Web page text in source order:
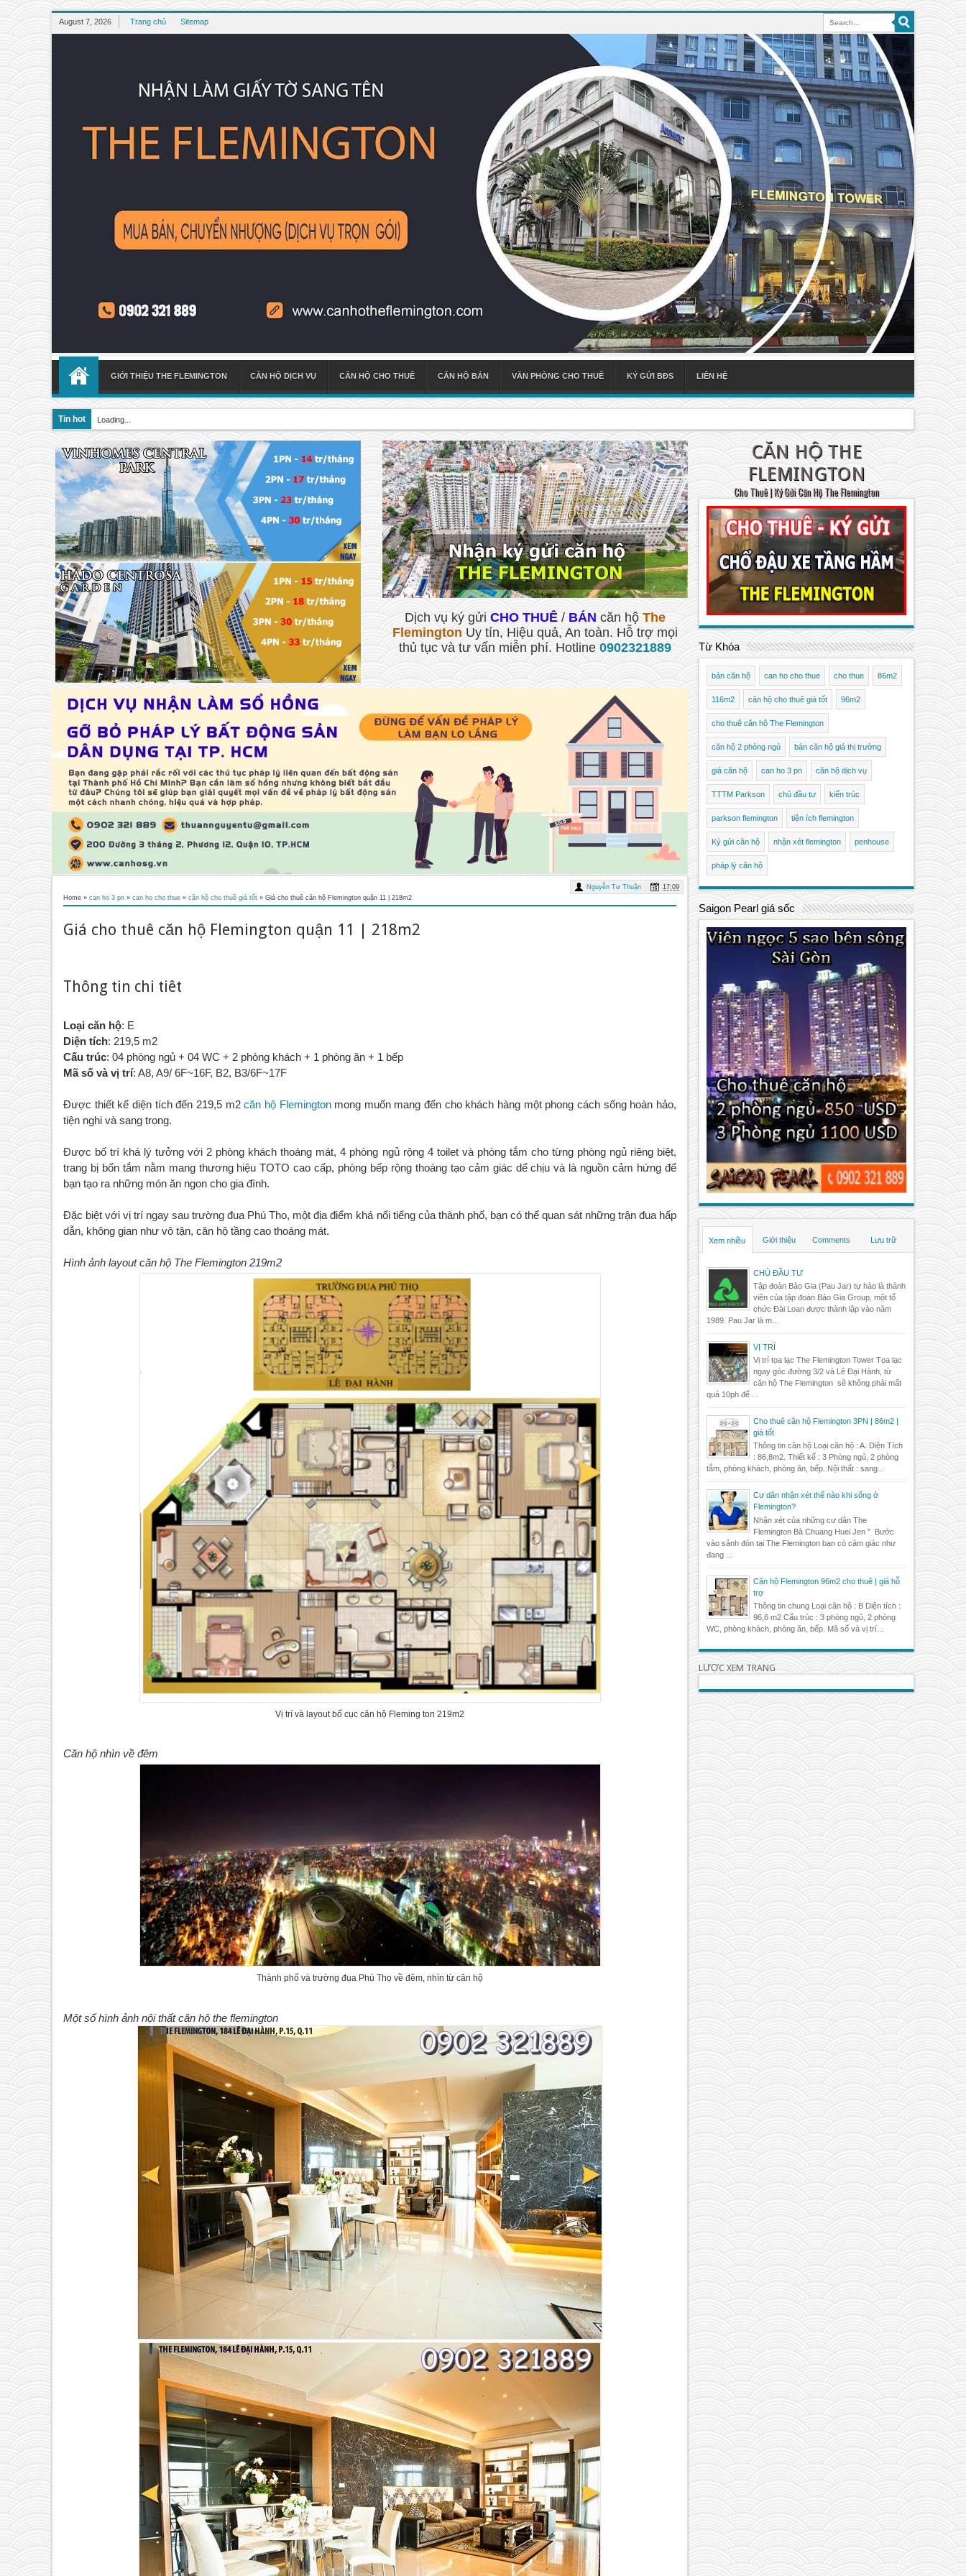
August 7, 2026 Trang chủ Sitemap
GIỚI THIỆU THE FLEMINGTON CĂN HỘ DỊCH VỤ CĂN HỘ CHO THUÊ CĂN HỘ BÁN VĂN PHÒNG CHO THUÊ KÝ GỬI BĐS LIÊN HỆ
Tin hot Loading...
Dịch vụ ký gửiCHO THUÊ / BÁN căn hộThe
Flemington Uy tín, Hiệu quả, An toàn. Hỗ trợ mọi
thủ tục và tư vấn miễn phí. Hotline0902321889
Home » can ho 3 pn » can ho cho thue » căn hộ cho thuê giá tốt » Giá cho thuê căn hộ Flemington quận 11 | 218m2
Giá cho thuê căn hộ Flemington quận 11 | 218m2
Nguyễn Tư Thuận 17:09
Thông tin chi tiêt
Loại căn hộ: E
Diện tích: 219,5 m2
Cấu trúc: 04 phòng ngủ + 04 WC + 2 phòng khách + 1 phòng ăn + 1 bếp
Mã số và vị trí: A8, A9/ 6F~16F, B2, B3/6F~17F
Được thiết kế diện tích đến 219,5 m2căn hộ Flemingtonmong muốn mang đến cho khách hàng một phong cách sống hoàn hảo,
tiện nghi và sang trọng.
Được bố trí khá lý tưởng với 2 phòng khách thoáng mát, 4 phòng ngủ rộng 4 toilet và phòng tắm cho từng phòng ngủ riêng biệt,
trang bị bốn tắm nằm mang thương hiệu TOTO cao cấp, phòng bếp rộng thoáng tạo cảm giác dể chịu và là nguồn cảm hứng để
bạn tạo ra những món ăn ngon cho gia đình.
Đặc biệt với vị trí ngay sau trường đua Phú Tho, một địa điểm khá nổi tiếng của thành phố, bạn có thể quan sát những trận đua hấp
dẫn, không gian như vô tận, căn hộ tầng cao thoáng mát.
Hình ảnh layout căn hộ The Flemington 219m2
Vị trí và layout bố cục căn hộ Fleming ton 219m2
Căn hộ nhìn về đêm
Thành phố và trường đua Phú Thọ về đêm, nhìn từ căn hộ
Một số hình ảnh nội thất căn hộ the flemington
CĂN HỘ THE
FLEMINGTON
Cho Thuê | Ký Gửi Căn Hộ The Flemington
Từ Khóa
bán căn hộ can ho cho thue cho thue 86m2
116m2 căn hộ cho thuê giá tốt 96m2
cho thuê căn hộ The Flemington
căn hộ 2 phòng ngủ bán căn hộ giá thị trường
giá căn hộ can ho 3 pn căn hộ dịch vụ
TTTM Parkson chủ đầu tư kiến trúc
parkson flemington tiện ích flemington
Ký gửi căn hộ nhận xét flemington penhouse
pháp lý căn hộ
Saigon Pearl giá sốc
Xem nhiều Giới thiệu Comments Lưu trữ
CHỦ ĐẦU TƯ
Tập đoàn Bảo Gia (Pau Jar) tự hào là thành
viên của tập đoàn Bảo Gia Group, một tổ
chức Đài Loan được thành lập vào năm
1989. Pau Jar là m...
VỊ TRÍ
Vị trí tọa lạc The Flemington Tower Tọa lạc
ngay góc đường 3/2 và Lê Đại Hành, từ
căn hộ The Flemington sẽ không phải mất
quá 10ph để ...
Cho thuê căn hộ Flemington 3PN | 86m2 |
giá tốt
Thông tin căn hộ Loại căn hộ : A. Diện Tích
: 86,8m2. Thiết kế : 3 Phòng ngủ, 2 phòng
tắm, phòng khách, phòng ăn, bếp. Nội thất : sang...
Cư dân nhận xét thế nào khi sống ở
Flemington?
Nhận xét của những cư dân The
Flemington Bà Chuang Huei Jen " Bước
vào sảnh đón tại The Flemington bạn có cảm giác như
đang ...
Căn hộ Flemington 96m2 cho thuê | giá hỗ
trợ
Thông tin chung Loại căn hộ : B Diện tích :
96,6 m2 Cấu trúc : 3 phòng ngủ, 2 phòng
WC, phòng khách, phòng ăn, bếp. Mã số và vị trí...
LƯỢC XEM TRANG